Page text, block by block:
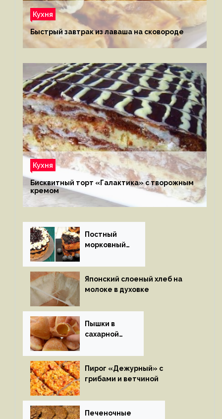
Кухня
Быстрый завтрак из лаваша на сковороде
Кухня
Бисквитный торт «Галактика» с творожным
кремом
Постный
морковный
Японский слоеный хлеб на
молоке в духовке
Пышки в
сахарной
Пирог «Дежурный» с
грибами и ветчиной
Печеночные